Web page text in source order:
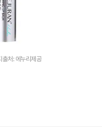
출처: 에누리제공